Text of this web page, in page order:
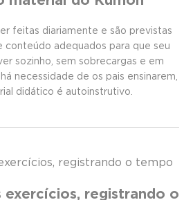
feitas diariamente e são previstas
conteúdo adequados para que seu
sozinho, sem sobrecargas e em
necessidade de os pais ensinarem,
didático é autoinstrutivo.
exercícios, registrando o